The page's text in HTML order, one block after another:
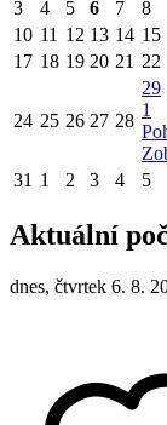
3 4 5 6 7 8
10 11 12 13 14 15
17 18 19 20 21 22
24 25 26 27 28
29
1
31 1 2 3 4 5
Aktuální
dnes, čtvrtek 6. 8.